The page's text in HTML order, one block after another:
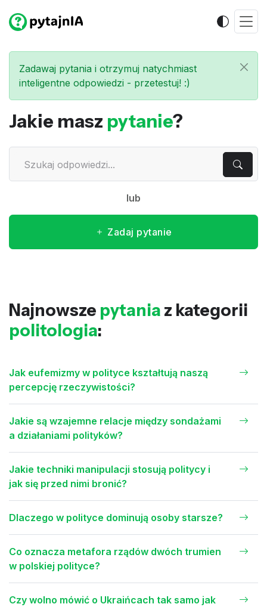
Zadawaj pytania i otrzymuj natychmiast
inteligentne odpowiedzi - przetestuj! :)
Jakie masz pytanie?
lub
Zadaj pytanie
Najnowsze pytania z kategorii
politologia:
Jak eufemizmy w polityce kształtują naszą
percepcję rzeczywistości?
Jakie są wzajemne relacje między sondażami
a działaniami polityków?
Jakie techniki manipulacji stosują politycy i
jak się przed nimi bronić?
Dlaczego w polityce dominują osoby starsze?
Co oznacza metafora rządów dwóch trumien
w polskiej polityce?
Czy wolno mówić o Ukraińcach tak samo jak